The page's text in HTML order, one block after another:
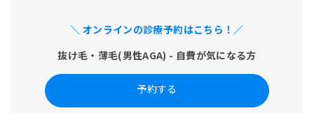
＼ オンラインの診療予約はこちら！／
抜け毛・薄毛(男性AGA) - 自費が気になる方
予約する